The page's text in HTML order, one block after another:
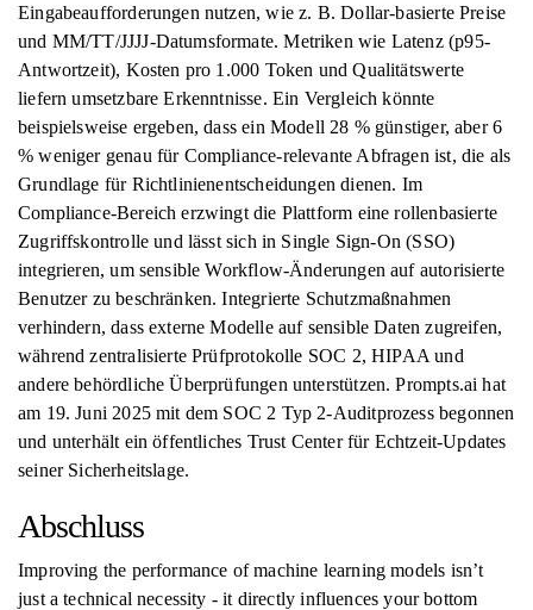
Eingabeaufforderungen nutzen, wie z. B. Dollar-basierte Preise
und MM/TT/JJJJ-Datumsformate. Metriken wie Latenz (p95-
Antwortzeit), Kosten pro 1.000 Token und Qualitätswerte
liefern umsetzbare Erkenntnisse. Ein Vergleich könnte
beispielsweise ergeben, dass ein Modell 28 % günstiger, aber 6
% weniger genau für Compliance-relevante Abfragen ist, die als
Grundlage für Richtlinienentscheidungen dienen. Im
Compliance-Bereich erzwingt die Plattform eine rollenbasierte
Zugriffskontrolle und lässt sich in Single Sign-On (SSO)
integrieren, um sensible Workflow-Änderungen auf autorisierte
Benutzer zu beschränken. Integrierte Schutzmaßnahmen
verhindern, dass externe Modelle auf sensible Daten zugreifen,
während zentralisierte Prüfprotokolle SOC 2, HIPAA und
andere behördliche Überprüfungen unterstützen. Prompts.ai hat
am 19. Juni 2025 mit dem SOC 2 Typ 2-Auditprozess begonnen
und unterhält ein öffentliches Trust Center für Echtzeit-Updates
seiner Sicherheitslage.
Abschluss
Improving the performance of machine learning models isn’t
just a technical necessity - it directly influences your bottom